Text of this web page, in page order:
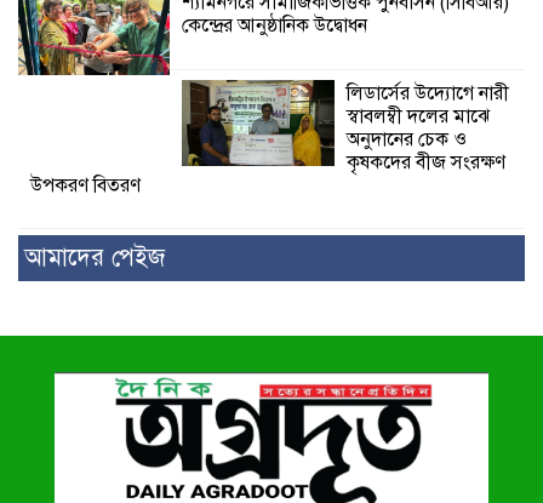
কেন্দ্রের আনুষ্ঠানিক উদ্বোধন
লিডার্সের উদ্যোগে নারী
স্বাবলম্বী দলের মাঝে
অনুদানের চেক ও
কৃষকদের বীজ সংরক্ষণ
উপকরণ বিতরণ
আমাদের পেইজ